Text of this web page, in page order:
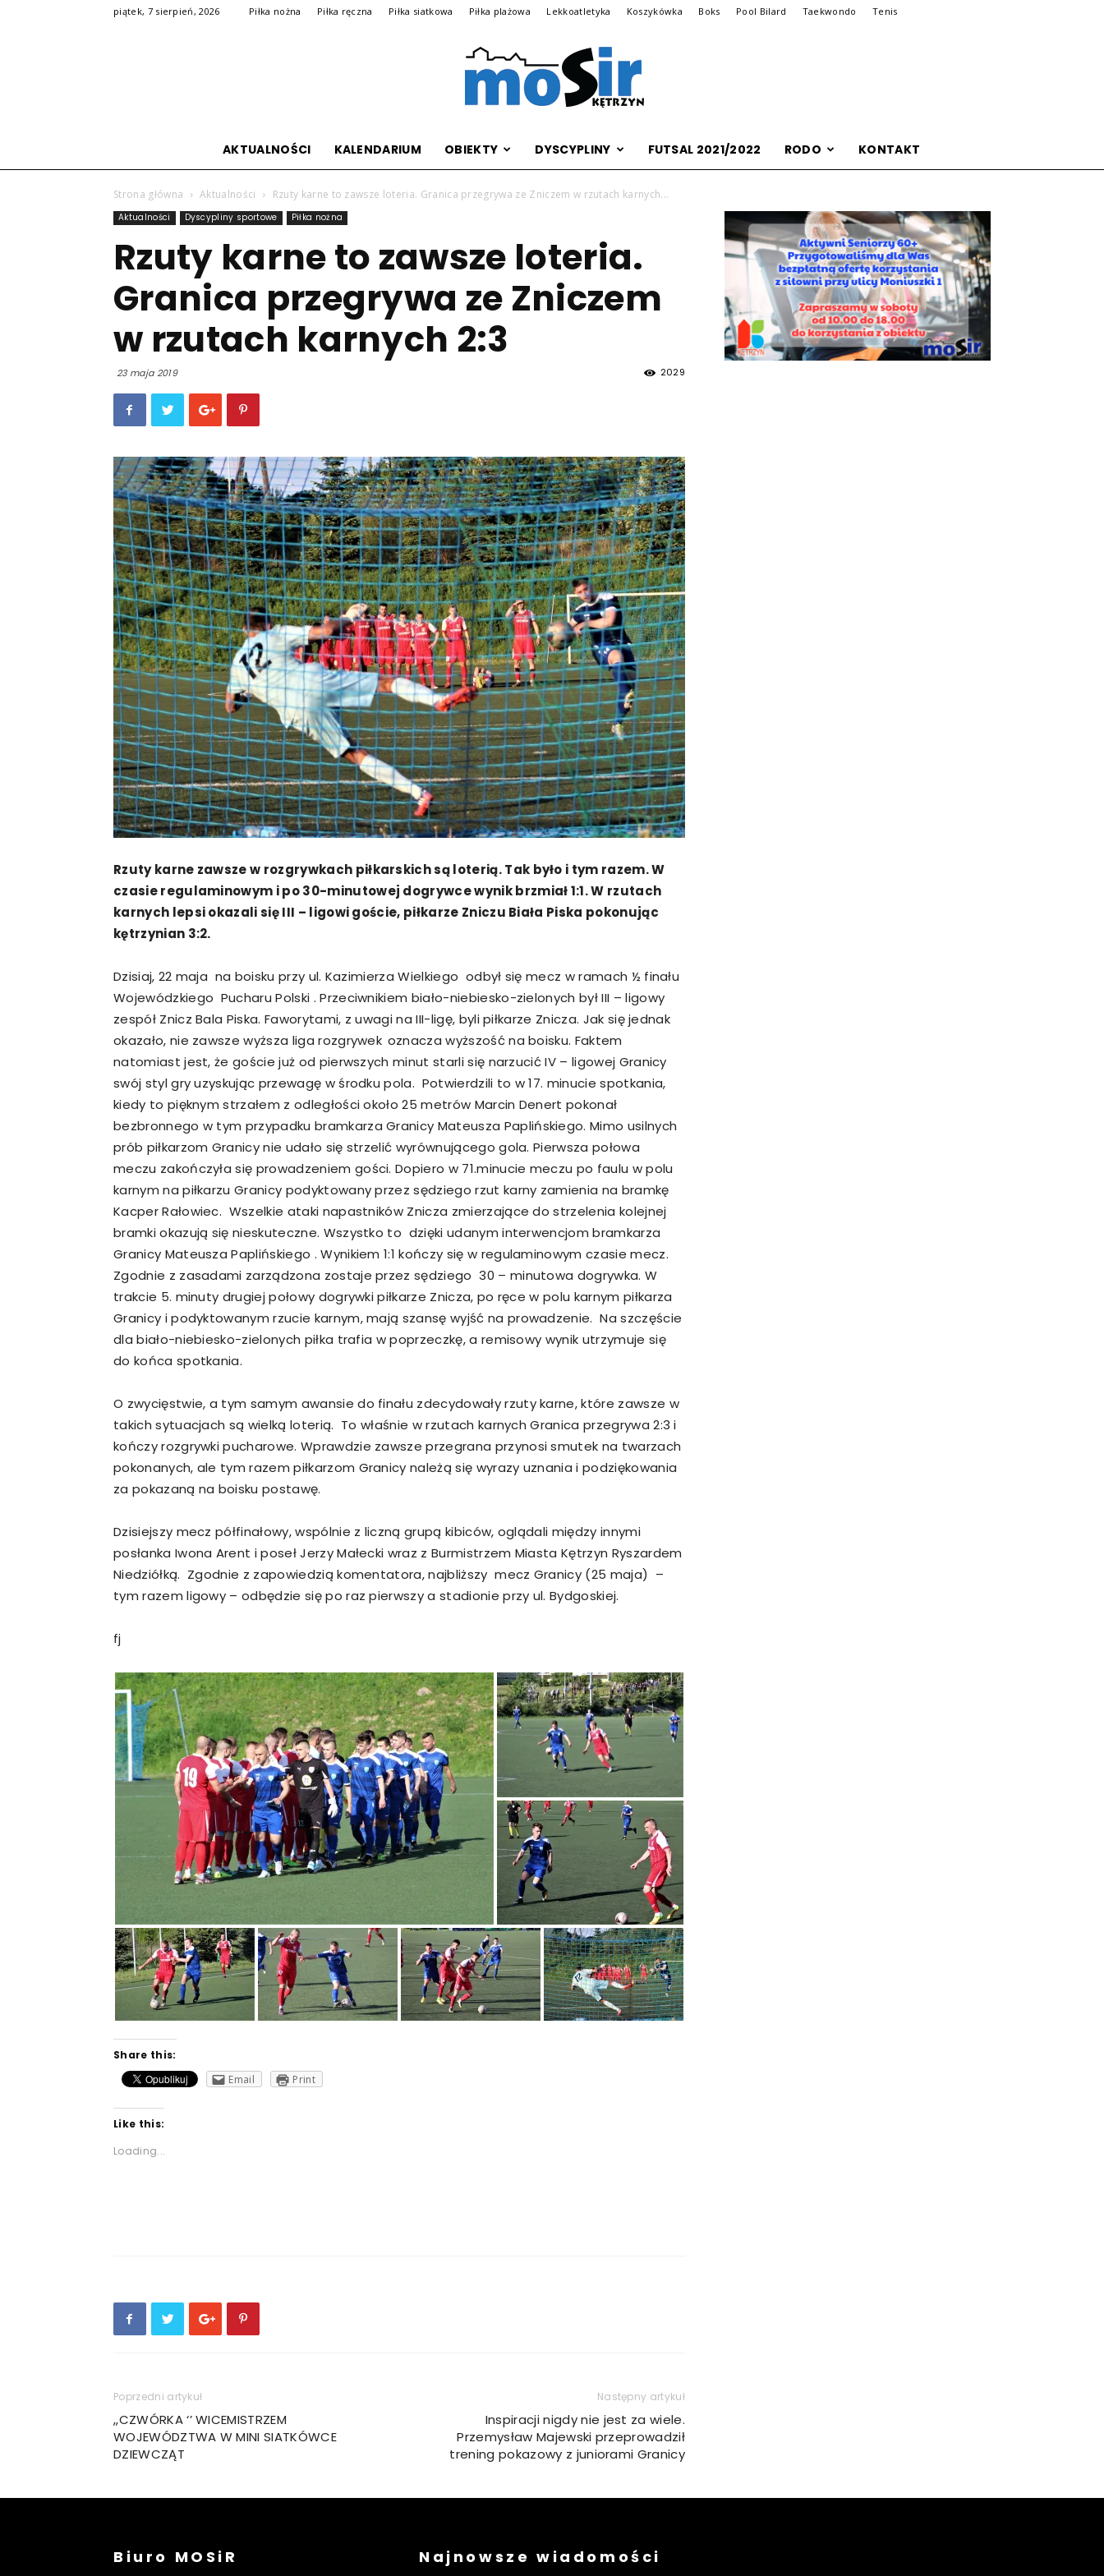
piątek, 7 sierpień, 2026 Piłka nożna Piłka ręczna Piłka siatkowa Piłka plażowa Lekkoatletyka Koszykówka Boks Pool Bilard Taekwondo Tenis
Archiwalna
wersja
MOSiR
Kętrzyn
AKTUALNOŚCI KALENDARIUM OBIEKTY DYSCYPLINY FUTSAL 2021/2022 RODO KONTAKT
Strona główna Aktualności Rzuty karne to zawsze loteria. Granica przegrywa ze Zniczem w rzutach karnych...
Aktualności Dyscypliny sportowe Piłka nożna
Rzuty karne to zawsze loteria.
Granica przegrywa ze Zniczem
w rzutach karnych 2:3
23 maja 2019 2029
Rzuty karne zawsze w rozgrywkach piłkarskich są loterią. Tak było i tym razem. W
czasie regulaminowym i po 30-minutowej dogrywce wynik brzmiał 1:1. W rzutach
karnych lepsi okazali się III – ligowi goście, piłkarze Zniczu Biała Piska pokonując
kętrzynian 3:2.
Dzisiaj, 22 maja na boisku przy ul. Kazimierza Wielkiego odbył się mecz w ramach ½ finału
Wojewódzkiego Pucharu Polski . Przeciwnikiem biało-niebiesko-zielonych był III – ligowy
zespół Znicz Bala Piska. Faworytami, z uwagi na III-ligę, byli piłkarze Znicza. Jak się jednak
okazało, nie zawsze wyższa liga rozgrywek oznacza wyższość na boisku. Faktem
natomiast jest, że goście już od pierwszych minut starli się narzucić IV – ligowej Granicy
swój styl gry uzyskując przewagę w środku pola. Potwierdzili to w 17. minucie spotkania,
kiedy to pięknym strzałem z odległości około 25 metrów Marcin Denert pokonał
bezbronnego w tym przypadku bramkarza Granicy Mateusza Paplińskiego. Mimo usilnych
prób piłkarzom Granicy nie udało się strzelić wyrównującego gola. Pierwsza połowa
meczu zakończyła się prowadzeniem gości. Dopiero w 71.minucie meczu po faulu w polu
karnym na piłkarzu Granicy podyktowany przez sędziego rzut karny zamienia na bramkę
Kacper Rałowiec. Wszelkie ataki napastników Znicza zmierzające do strzelenia kolejnej
bramki okazują się nieskuteczne. Wszystko to dzięki udanym interwencjom bramkarza
Granicy Mateusza Paplińskiego . Wynikiem 1:1 kończy się w regulaminowym czasie mecz.
Zgodnie z zasadami zarządzona zostaje przez sędziego 30 – minutowa dogrywka. W
trakcie 5. minuty drugiej połowy dogrywki piłkarze Znicza, po ręce w polu karnym piłkarza
Granicy i podyktowanym rzucie karnym, mają szansę wyjść na prowadzenie. Na szczęście
dla biało-niebiesko-zielonych piłka trafia w poprzeczkę, a remisowy wynik utrzymuje się
do końca spotkania.
O zwycięstwie, a tym samym awansie do finału zdecydowały rzuty karne, które zawsze w
takich sytuacjach są wielką loterią. To właśnie w rzutach karnych Granica przegrywa 2:3 i
kończy rozgrywki pucharowe. Wprawdzie zawsze przegrana przynosi smutek na twarzach
pokonanych, ale tym razem piłkarzom Granicy należą się wyrazy uznania i podziękowania
za pokazaną na boisku postawę.
Dzisiejszy mecz półfinałowy, wspólnie z liczną grupą kibiców, oglądali między innymi
posłanka Iwona Arent i poseł Jerzy Małecki wraz z Burmistrzem Miasta Kętrzyn Ryszardem
Niedziółką. Zgodnie z zapowiedzią komentatora, najbliższy mecz Granicy (25 maja) –
tym razem ligowy – odbędzie się po raz pierwszy a stadionie przy ul. Bydgoskiej.
fj
Share this:
Email
Print
Like this:
Loading...
Poprzedni artykuł
,,CZWÓRKA ‘’ WICEMISTRZEM
WOJEWÓDZTWA W MINI SIATKÓWCE
DZIEWCZĄT
Następny artykuł
Inspiracji nigdy nie jest za wiele.
Przemysław Majewski przeprowadził
trening pokazowy z juniorami Granicy
Biuro MOSiR Najnowsze wiadomości